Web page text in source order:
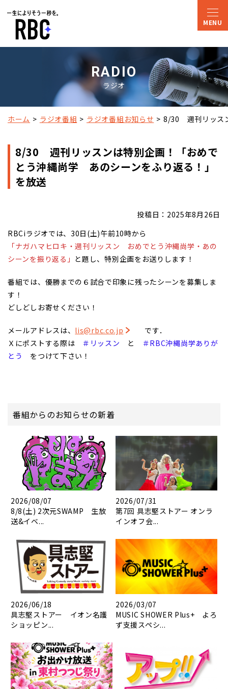
RADIO
ラジオ
ホーム ラジオ番組 ラジオ番組お知らせ 8/30　週刊リッス
8/30 週刊リッスンは特別企画！「おめで
とう沖縄尚学 あのシーンをふり返る！」
を放送
投稿日：2025年8月26日
RBCiラジオでは、30日(土)午前10時から
「ナガハマヒロキ・週刊リッスン おめでとう沖縄尚学・あの
シーンを振り返る」 と題し、特別企画をお送りします！
番組では、優勝までの６試合で印象に残ったシーンを募集しま
す！
どしどしお寄せください！
メールアドレスは、 lis@rbc.co.jp
です．
Ｘにポストする際は ＃リッスン と
＃RBC沖縄尚学ありが
とう
をつけて下さい！
番組からのお知らせの新着
2026/08/07
8/8(土) 2次元SWAMP 生放
送&イベ...
2026/07/31
第7回 具志堅ストアー オンラ
インオフ会...
2026/06/18
具志堅ストアー イオン名護
ショッピン...
2026/03/07
MUSIC SHOWER Plus+ よろ
ず支援スペシ...